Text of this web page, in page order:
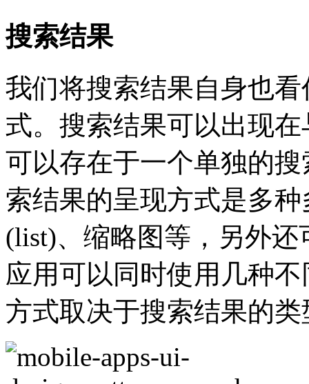
搜索结果
我们将搜索结果自身也
式。搜索结果可以出现
可以存在于一个单独的
索结果的呈现方式是多
(list)、缩略图等，另外
应用可以同时使用几种
方式取决于搜索结果的